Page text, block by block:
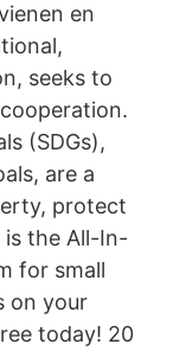
en
seeks to
(SDGs),
are a
protect
the All-In-
for small
on your
today! 20